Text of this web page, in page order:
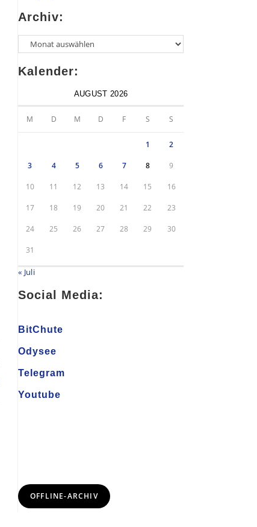
Archiv:
Kalender:
AUGUST 2026
M D M D F S S
1 2
3 4 5 6 7 8 9
10 11 12 13 14 15 16
17 18 19 20 21 22 23
24 25 26 27 28 29 30
31
« Juli
Social Media:
BitChute
Odysee
Telegram
Youtube
OFFLINE-ARCHIV